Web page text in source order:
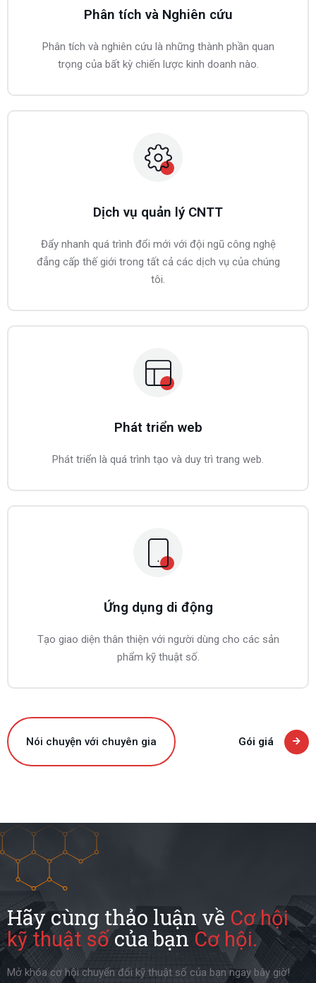
Phân tích và Nghiên cứu
Phân tích và nghiên cứu là những thành phần quan
trọng của bất kỳ chiến lược kinh doanh nào.
Dịch vụ quản lý CNTT
Đẩy nhanh quá trình đổi mới với đội ngũ công nghệ
đẳng cấp thế giới trong tất cả các dịch vụ của chúng
tôi.
Phát triển web
Phát triển là quá trình tạo và duy trì trang web.
Ứng dụng di động
Tạo giao diện thân thiện với người dùng cho các sản
phẩm kỹ thuật số.
Nói chuyện với chuyên gia Gói giá
Hãy cùng thảo luận về Cơ hội
kỹ thuật sốcủa bạn Cơ hội.
Mở khóa cơ hội chuyển đổi kỹ thuật số của bạn ngay bây giờ!